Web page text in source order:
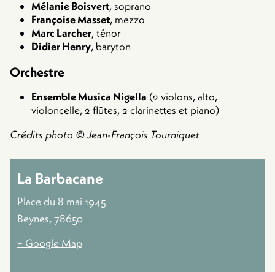
Mélanie Boisvert, soprano
Françoise Masset, mezzo
Marc Larcher, ténor
Didier Henry, baryton
Orchestre
Ensemble Musica Nigella (2 violons, alto,
violoncelle, 2 flûtes, 2 clarinettes et piano)
Crédits photo © Jean-François Tourniquet
La Barbacane
Place du 8 mai 1945
Beynes, 78650
+ Google Map